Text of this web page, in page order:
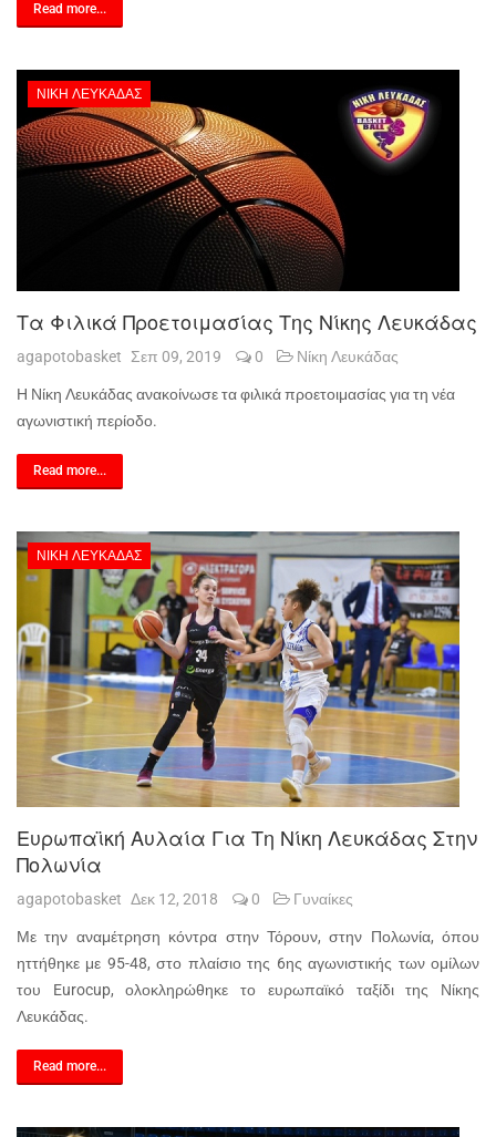
Read more...
ΝΊΚΗ ΛΕΥΚΆΔΑΣ
Τα Φιλικά Προετοιμασίας Της Νίκης Λευκάδας
agapotobasket Σεπ 09, 2019 0 Νίκη Λευκάδας
Η Νίκη Λευκάδας ανακοίνωσε τα φιλικά προετοιμασίας για τη νέα
αγωνιστική περίοδο.
Read more...
ΝΊΚΗ ΛΕΥΚΆΔΑΣ
Ευρωπαϊκή Αυλαία Για Τη Νίκη Λευκάδας Στην
Πολωνία
agapotobasket Δεκ 12, 2018 0 Γυναίκες
Με την αναμέτρηση κόντρα στην Τόρουν, στην Πολωνία, όπου
ηττήθηκε με 95-48, στο πλαίσιο της 6ης αγωνιστικής των ομίλων
του Eurocup, ολοκληρώθηκε το ευρωπαϊκό ταξίδι της Νίκης
Λευκάδας.
Read more...